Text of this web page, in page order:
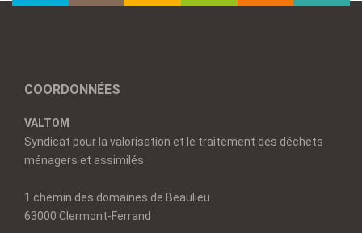
COORDONNÉES
VALTOM
Syndicat pour la valorisation et le traitement des déchets
ménagers et assimilés
1 chemin des domaines de Beaulieu
63000 Clermont-Ferrand